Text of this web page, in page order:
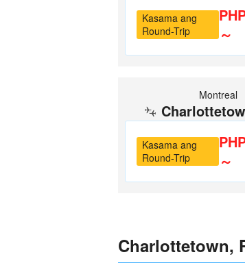
Kasama ang
Round-Trip
～
Montreal
Kasama ang
Round-Trip
～
Charlottetown,